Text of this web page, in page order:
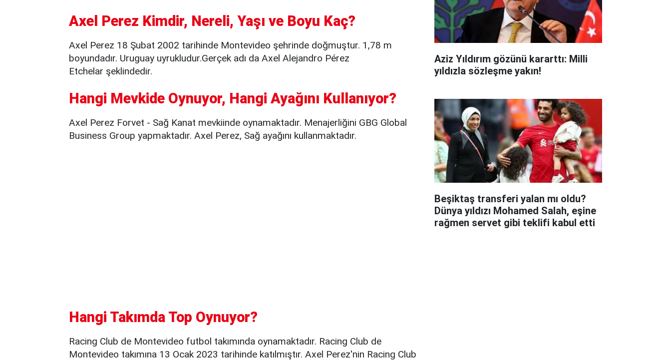
Axel Perez Kimdir, Nereli, Yaşı ve Boyu Kaç?
Axel Perez 18 Şubat 2002 tarihinde Montevideo şehrinde doğmuştur. 1,78 m
boyundadır. Uruguay uyrukludur.Gerçek adı da Axel Alejandro Pérez
Etchelar şeklindedir.
Hangi Mevkide Oynuyor, Hangi Ayağını Kullanıyor?
Axel Perez Forvet - Sağ Kanat mevkiinde oynamaktadır. Menajerliğini GBG Global
Business Group yapmaktadır. Axel Perez, Sağ ayağını kullanmaktadır.
Hangi Takımda Top Oynuyor?
Racing Club de Montevideo futbol takımında oynamaktadır. Racing Club de
Montevideo takımına 13 Ocak 2023 tarihinde katılmıştır. Axel Perez'nin Racing Club
Aziz Yıldırım gözünü kararttı: Milli
yıldızla sözleşme yakın!
Beşiktaş transferi yalan mı oldu?
Dünya yıldızı Mohamed Salah, eşine
rağmen servet gibi teklifi kabul etti